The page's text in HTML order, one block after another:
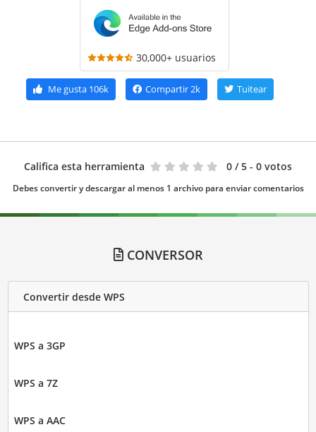
30,000+ usuarios
Me gusta106k Compartir2k Tuitear
Califica esta herramienta 0 / 5 - 0 votos
Debes convertir y descargar al menos 1 archivo para enviar comentarios
CONVERSOR
Convertir desde WPS
WPS a 3GP
WPS a 7Z
WPS a AAC